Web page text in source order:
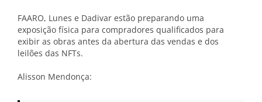
FAARO, Lunes e Dadivar estão preparando uma
exposição física para compradores qualificados para
exibir as obras antes da abertura das vendas e dos
leilões das NFTs.
Alisson Mendonça: